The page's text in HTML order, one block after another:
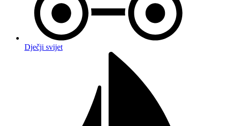
Dječji svijet